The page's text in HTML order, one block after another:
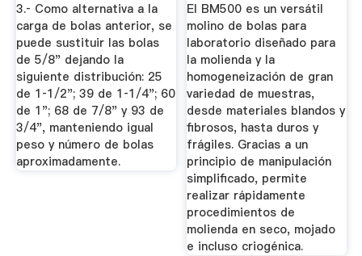
3.‐ Como alternativa a la
carga de bolas anterior, se
puede sustituir las bolas
de 5/8" dejando la
siguiente distribución: 25
de 1‐1/2"; 39 de 1‐1/4"; 60
de 1"; 68 de 7/8" y 93 de
3/4", manteniendo igual
peso y número de bolas
aproximadamente.
El BM500 es un versátil
molino de bolas para
laboratorio diseñado para
la molienda y la
homogeneización de gran
variedad de muestras,
desde materiales blandos y
fibrosos, hasta duros y
frágiles. Gracias a un
principio de manipulación
simplificado, permite
realizar rápidamente
procedimientos de
molienda en seco, mojado
e incluso criogénica.